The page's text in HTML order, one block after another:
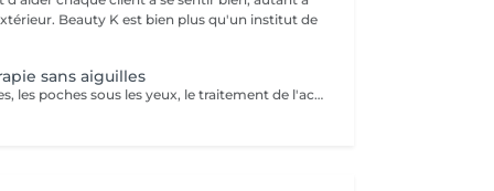
Beauty K est bien plus qu'un institut de
sans aiguilles
Idéal pour les rides, les poches sous les yeux, le traitement de l'acné, le relâchement cutané et la cellulite. La mésothérapie permet de faire pénétrer les principes actifs dans la peau par système intercellulaire.